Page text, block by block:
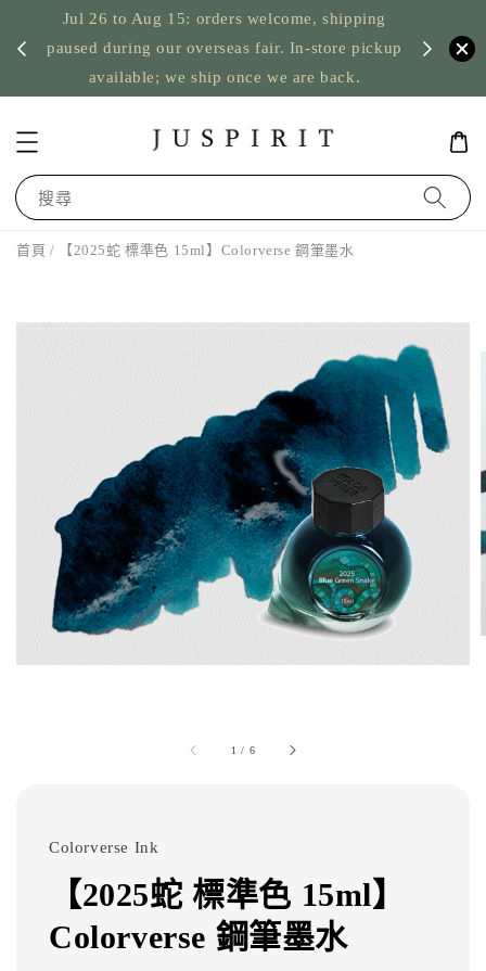
Jul 26 to Aug 15: orders welcome, shipping
paused during our overseas fair. In-store pickup
available; we ship once we are back.
US
搜尋
首頁 / 【2025蛇 標準色 15ml】Colorverse 鋼筆墨水
1 / 6
Colorverse Ink
【2025蛇 標準色 15ml】
Colorverse 鋼筆墨水